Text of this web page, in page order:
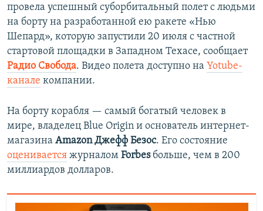
провела успешный суборбитальный полет с людьми
на борту на разработанной ею ракете «Нью
Шепард», которую запустили 20 июля с частной
стартовой площадки в Западном Техасе, сообщает
Радио Свобода. Видео полета доступно на Yotube-
канале компании.
На борту корабля — самый богатый человек в
мире, владелец Blue Origin и основатель интернет-
магазина Amazon Джефф Безос. Его состояние
оценивается журналом Forbesбольше, чем в 200
миллиардов долларов.